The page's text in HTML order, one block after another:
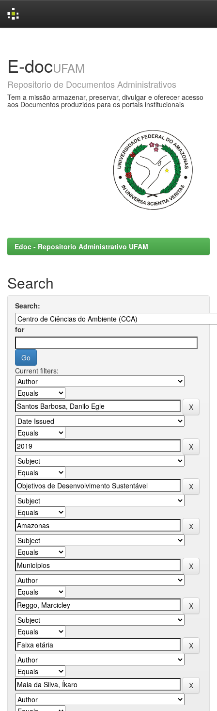
E-docUFAM
Repositorio de Documentos Administrativos
Tem a missão armazenar, preservar, divulgar e oferecer acesso
aos Documentos produzidos para os portais institucionais
Edoc - Repositorio Administrativo UFAM
Search
Search:
for
Current filters: